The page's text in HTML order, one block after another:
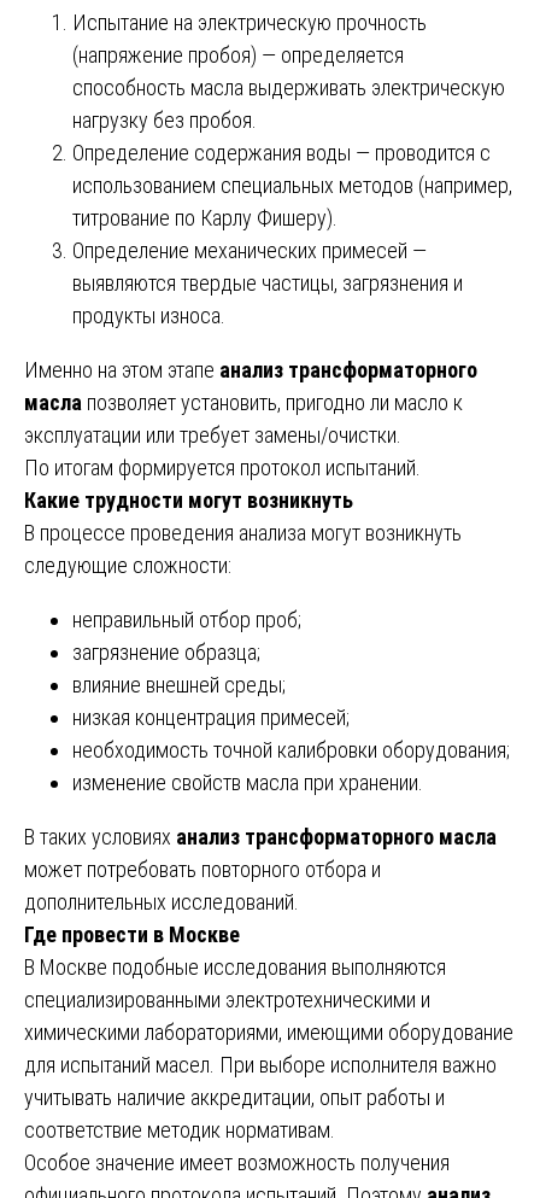
Испытание на электрическую прочность
(напряжение пробоя) — определяется
способность масла выдерживать электрическую
нагрузку без пробоя.
Определение содержания воды — проводится с
использованием специальных методов (например,
титрование по Карлу Фишеру).
Определение механических примесей —
выявляются твердые частицы, загрязнения и
продукты износа.
Именно на этом этапе анализ трансформаторного
масла позволяет установить, пригодно ли масло к
эксплуатации или требует замены/очистки.
По итогам формируется протокол испытаний.
Какие трудности могут возникнуть
В процессе проведения анализа могут возникнуть
следующие сложности:
неправильный отбор проб;
загрязнение образца;
влияние внешней среды;
низкая концентрация примесей;
необходимость точной калибровки оборудования;
изменение свойств масла при хранении.
В таких условиях анализ трансформаторного масла
может потребовать повторного отбора и
дополнительных исследований.
Где провести в Москве
В Москве подобные исследования выполняются
специализированными электротехническими и
химическими лабораториями, имеющими оборудование
для испытаний масел. При выборе исполнителя важно
учитывать наличие аккредитации, опыт работы и
соответствие методик нормативам.
Особое значение имеет возможность получения